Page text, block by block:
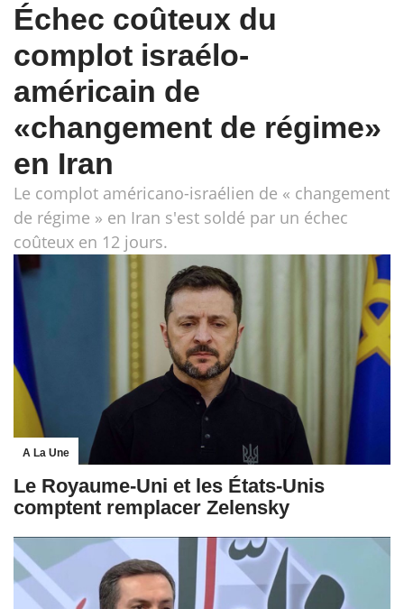
Échec coûteux du
complot israélo-
américain de
«changement de régime»
en Iran
Le complot américano-israélien de « changement
de régime » en Iran s'est soldé par un échec
coûteux en 12 jours.
A La Une
Le Royaume-Uni et les États-Unis
comptent remplacer Zelensky